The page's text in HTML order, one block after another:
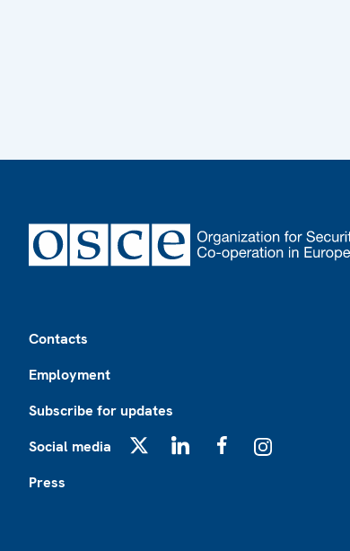
Contacts
Employment
Subscribe for updates
Social media
Press